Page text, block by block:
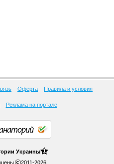
Оферта Правила и условия
Реклама на портале
Украины 1
2011-2026